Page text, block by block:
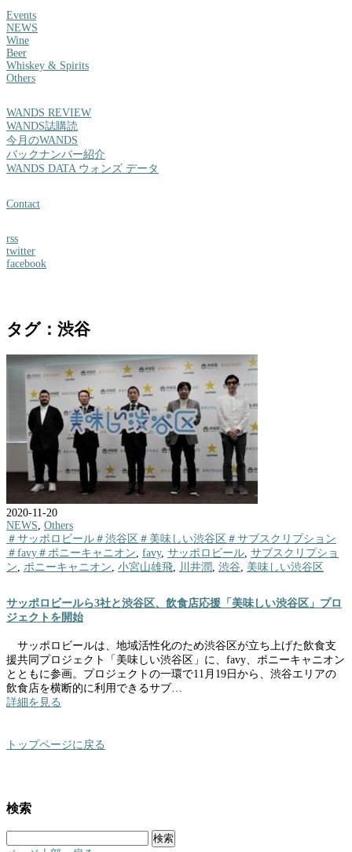
Events
NEWS
Wine
Beer
Whiskey & Spirits
Others
WANDS REVIEW
WANDS誌購読
今月のWANDS
バックナンバー紹介
WANDS DATA ウォンズ データ
Contact
rss
twitter
facebook
タグ：渋谷
2020-11-20
NEWS Others
＃サッポロビール＃渋谷区＃美味しい渋谷区＃サブスクリプション
＃favy＃ポニーキャニオン favy, サッポロビール サブスクリプショ
ン
ポニーキャニオン 小宮山雄飛 川井潤 渋谷 美味しい渋谷区
サッポロビールら3社と渋谷区、飲食店応援「美味しい渋谷区」プロ
ジェクトを開始
サッポロビールは、地域活性化のため渋谷区が立ち上げた飲食支
援共同プロジェクト「美味しい渋谷区」に、favy、ポニーキャニオン
とともに参画。プロジェクトの一環で11月19日から、渋谷エリアの
飲食店を横断的に利用できるサブ…
詳細を見る
トップページに戻る
検索